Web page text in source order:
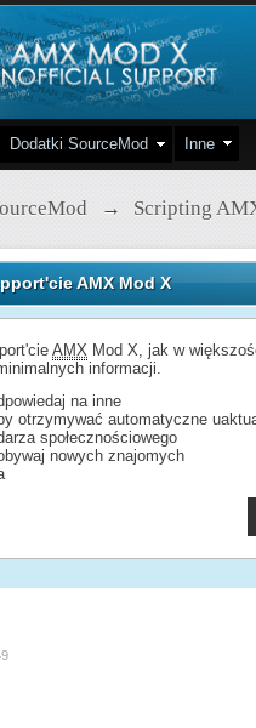
Dodatki SourceMod Inne
→ Scripting
AMX Mod X
AMX Mod X, jak w
informacji.
na inne
otrzymywać automatyczne
społecznościowego
nowych znajomych